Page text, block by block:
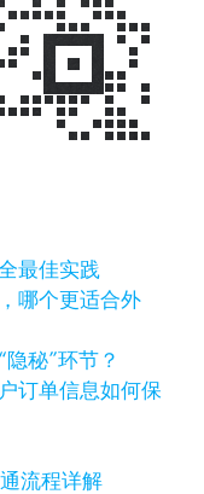
最佳实践
哪个更适合外
秘”环节？
订单信息如何保
流程详解